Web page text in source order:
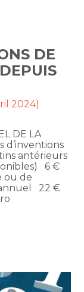
DE
2024)
DE LA
d’inventions
antérieurs
6 €
ou de
annuel 22 €